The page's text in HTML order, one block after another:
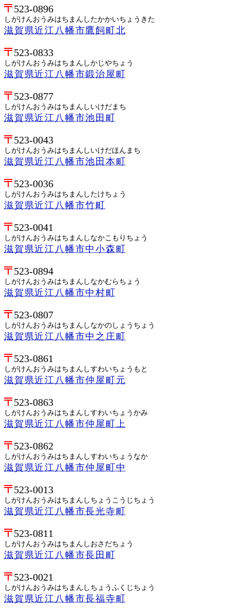
523-0896
しがけんおうみはちまんしたかかいちょうきた
滋賀県近江八幡市鷹飼町北
523-0833
しがけんおうみはちまんしかじやちょう
滋賀県近江八幡市鍛治屋町
523-0877
しがけんおうみはちまんしいけだまち
滋賀県近江八幡市池田町
523-0043
しがけんおうみはちまんしいけだほんまち
滋賀県近江八幡市池田本町
523-0036
しがけんおうみはちまんしたけちょう
滋賀県近江八幡市竹町
523-0041
しがけんおうみはちまんしなかこもりちょう
滋賀県近江八幡市中小森町
523-0894
しがけんおうみはちまんしなかむらちょう
滋賀県近江八幡市中村町
523-0807
しがけんおうみはちまんしなかのしょうちょう
滋賀県近江八幡市中之庄町
523-0861
しがけんおうみはちまんしすわいちょうもと
滋賀県近江八幡市仲屋町元
523-0863
しがけんおうみはちまんしすわいちょうかみ
滋賀県近江八幡市仲屋町上
523-0862
しがけんおうみはちまんしすわいちょうなか
滋賀県近江八幡市仲屋町中
523-0013
しがけんおうみはちまんしちょうこうじちょう
滋賀県近江八幡市長光寺町
523-0811
しがけんおうみはちまんしおさだちょう
滋賀県近江八幡市長田町
523-0021
しがけんおうみはちまんしちょうふくじちょう
滋賀県近江八幡市長福寺町